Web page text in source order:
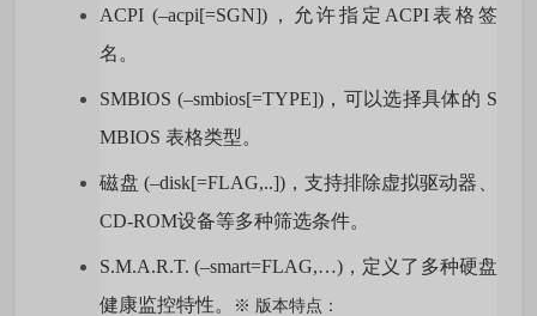
ACPI (–acpi[=SGN])，允许指定ACPI表格签
名。
SMBIOS (–smbios[=TYPE])，可以选择具体的 S
MBIOS 表格类型。
磁盘 (–disk[=FLAG,..])，支持排除虚拟驱动器、
CD-ROM设备等多种筛选条件。
S.M.A.R.T. (–smart=FLAG,…)，定义了多种硬盘
健康监控特性。
※ 版本特点：